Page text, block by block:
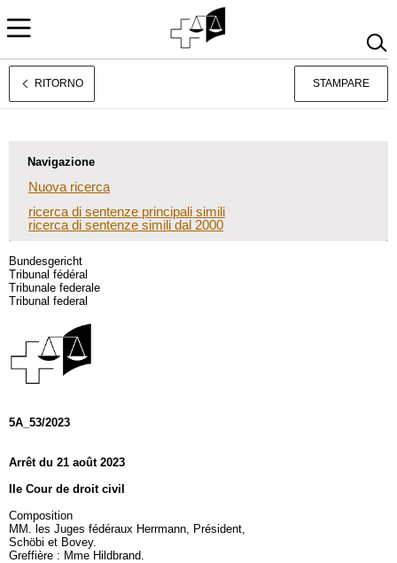
Deutsch Français
RITORNO STAMPARE
Navigazione
Nuova ricerca
ricerca di sentenze principali simili
ricerca di sentenze simili dal 2000
Bundesgericht
Tribunal fédéral
Tribunale federale
Tribunal federal
5A_53/2023
Arrêt du 21 août 2023
IIe Cour de droit civil
Composition
MM. les Juges fédéraux Herrmann, Président,
Schöbi et Bovey.
Greffière : Mme Hildbrand.